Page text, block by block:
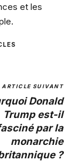
et les
ARTICLE SUIVANT
Donald
Trump est-il
par la
monarchie
?